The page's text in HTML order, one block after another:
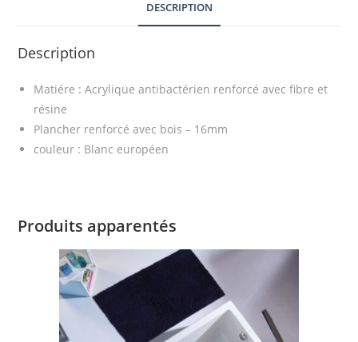
DESCRIPTION
Description
Matiére : Acrylique antibactérien renforcé avec fibre et
résine
Plancher renforcé avec bois – 16mm
couleur : Blanc européen
Produits apparentés